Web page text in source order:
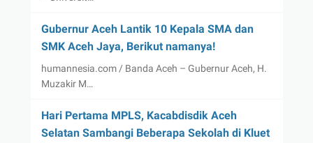
Gubernur Aceh Lantik 10 Kepala SMA dan
SMK Aceh Jaya, Berikut namanya!
humannesia.com / Banda Aceh – Gubernur Aceh, H.
Muzakir M…
Hari Pertama MPLS, Kacabdisdik Aceh
Selatan Sambangi Beberapa Sekolah di Kluet